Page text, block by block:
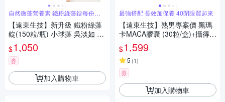
自然微藻營養素 鐵粉綠藻錠每份含
鐵3毫克
【遠東生技】新升級 鐵粉綠藻
錠(150粒/瓶) 小球藻 吳淡如 真
心推薦
$1,050
券
加入購物車
最強搭配 長效加保養 40閉眼買起來
【遠東生技】熟男專案價 黑瑪
卡MACA膠囊 (30粒/盒)+攝得順
南瓜籽 (60粒/盒)
$1,599
5 (1)
券
加入購物車